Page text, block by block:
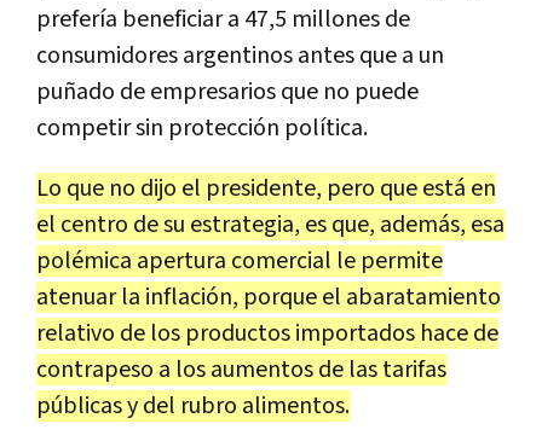
prefería beneficiar a 47,5 millones de
consumidores argentinos antes que a un
puñado de empresarios que no puede
competir sin protección política.
Lo que no dijo el presidente, pero que está en
el centro de su estrategia, es que, además, esa
polémica apertura comercial le permite
atenuar la inflación, porque el abaratamiento
relativo de los productos importados hace de
contrapeso a los aumentos de las tarifas
públicas y del rubro alimentos.